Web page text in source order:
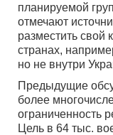
планируемой
отмечают
разместить свой
странах,
но не внутри
Предыдущие
более
ограниченность
Цель в 64 тыс.